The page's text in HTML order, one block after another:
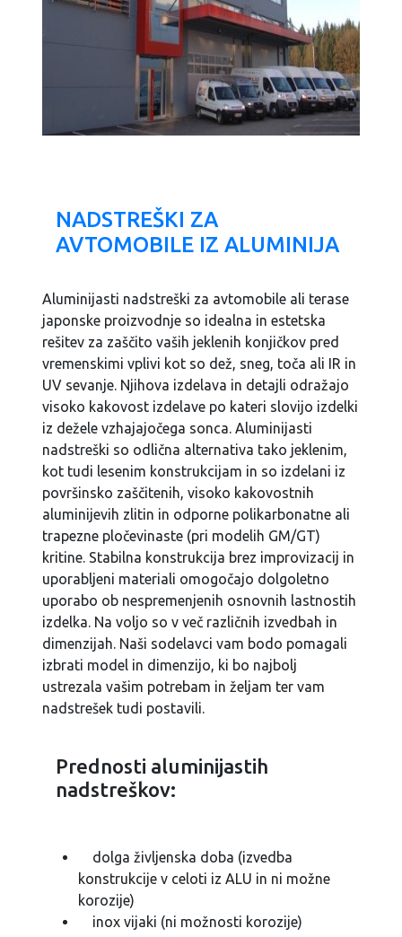
NADSTREŠKI ZA
AVTOMOBILE IZ ALUMINIJA
Aluminijasti nadstreški za avtomobile ali terase
japonske proizvodnje so idealna in estetska
rešitev za zaščito vaših jeklenih konjičkov pred
vremenskimi vplivi kot so dež, sneg, toča ali IR in
UV sevanje. Njihova izdelava in detajli odražajo
visoko kakovost izdelave po kateri slovijo izdelki
iz dežele vzhajajočega sonca. Aluminijasti
nadstreški so odlična alternativa tako jeklenim,
kot tudi lesenim konstrukcijam in so izdelani iz
površinsko zaščitenih, visoko kakovostnih
aluminijevih zlitin in odporne polikarbonatne ali
trapezne pločevinaste (pri modelih GM/GT)
kritine. Stabilna konstrukcija brez improvizacij in
uporabljeni materiali omogočajo dolgoletno
uporabo ob nespremenjenih osnovnih lastnostih
izdelka. Na voljo so v več različnih izvedbah in
dimenzijah. Naši sodelavci vam bodo pomagali
izbrati model in dimenzijo, ki bo najbolj
ustrezala vašim potrebam in željam ter vam
nadstrešek tudi postavili.
Prednosti aluminijastih
nadstreškov:
dolga življenska doba (izvedba
konstrukcije v celoti iz ALU in ni možne
korozije)
inox vijaki (ni možnosti korozije)